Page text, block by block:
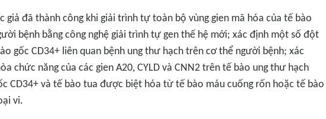
giả đã thành công khi giải trình tự toàn bộ vùng gien mã hóa của tế bào
bệnh bằng công nghệ giải trình tự gen thế hệ mới; xác định một số đột
gốc CD34+ liên quan bệnh ung thư hạch trên cơ thể người bệnh; xác
chức năng của các gien A20, CYLD và CNN2 trên tế bào ung thư hạch
CD34+ và tế bào tua được biệt hóa từ tế bào máu cuống rốn hoặc tế bào
vi.